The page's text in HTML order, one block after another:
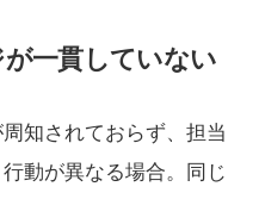
一貫していない
知されておらず、担当
動が異なる場合。同じ